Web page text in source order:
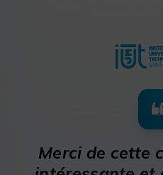
Merci de cette